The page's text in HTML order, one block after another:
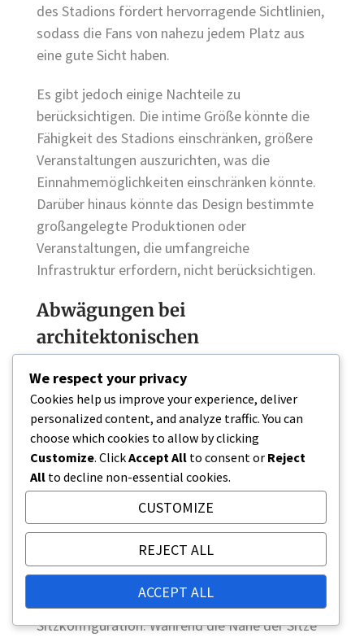
des Stadions fördert hervorragende Sichtlinien,
sodass die Fans von nahezu jedem Platz aus
eine gute Sicht haben.
Es gibt jedoch einige Nachteile zu
berücksichtigen. Die intime Größe könnte die
Fähigkeit des Stadions einschränken, größere
Veranstaltungen auszurichten, was die
Einnahmemöglichkeiten einschränken könnte.
Darüber hinaus könnte das Design bestimmte
großangelegte Produktionen oder
Veranstaltungen, die umfangreiche
Infrastruktur erfordern, nicht berücksichtigen.
Abwägungen bei
architektonischen
Die architektonischen Entscheidungen im BMO
Field spiegeln ein Gleichgewicht zwischen
Funktionalität und Ästhetik wider. Die Wahl der
Materialien, wie Stahl und Glas, verbessert das
moderne Aussehen des Stadions, kann jedoch
die Baukosten erhöhen. Diese Abwägung ist oft
notwendig, um eine visuell ansprechende
Struktur zu erreichen, die den zeitgenössischen
Standards entspricht.
Eine weitere Abwägung betrifft die
Sitzkonfiguration. Während die Nähe der Sitze
We respect your privacy
Cookies help us improve your experience, deliver
personalized content, and analyze traffic. You can
choose which cookies to allow by clicking
Customize. ClickAccept All to consent or Reject
All to decline non-essential cookies.
CUSTOMIZE
REJECT ALL
ACCEPT ALL